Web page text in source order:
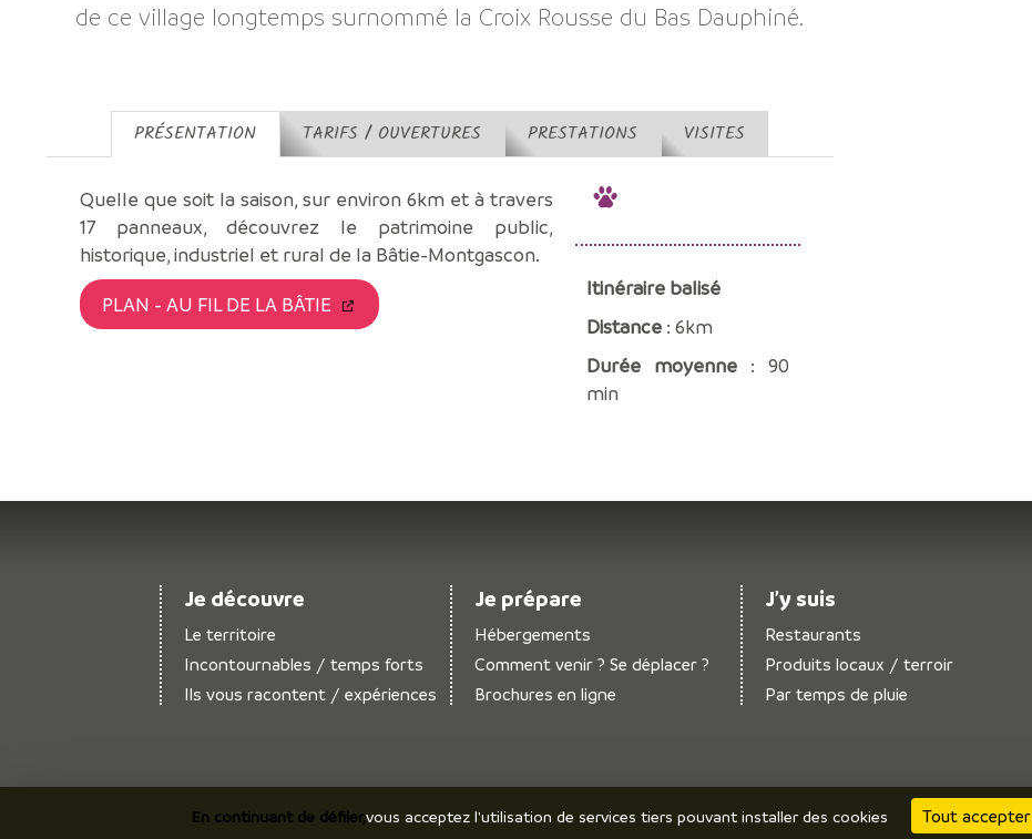
de ce village longtemps surnommé la Croix Rousse du Bas Dauphiné.
PRÉSENTATION TARIFS / OUVERTURES PRESTATIONS VISITES
Quelle que soit la saison, sur environ 6km et à travers
17 panneaux, découvrez le patrimoine public,
historique, industriel et rural de la Bâtie-Montgascon.
PLAN - AU FIL DE LA BÂTIE
Itinéraire balisé
Distance: 6km
Durée moyenne: 90
min
Je découvre
Le territoire
Incontournables / temps forts
Ils vous racontent / expériences
Je prépare
Hébergements
Comment venir ? Se déplacer ?
Brochures en ligne
J’y suis
Restaurants
Produits locaux / terroir
Par temps de pluie
En continuant de défiler,vous acceptez l'utilisation de services tiers pouvant installer des cookies Tout accepter